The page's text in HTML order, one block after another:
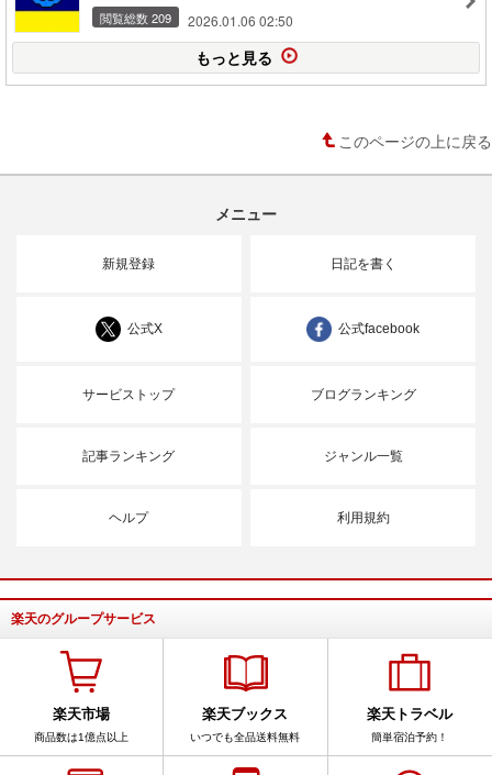
閲覧総数 209 2026.01.06 02:50
もっと見る
このページの上に戻る
メニュー
新規登録 日記を書く
公式X 公式facebook
サービストップ ブログランキング
記事ランキング ジャンル一覧
ヘルプ 利用規約
楽天のグループサービス
楽天市場
商品数は1億点以上
楽天ブックス
いつでも全品送料無料
楽天トラベル
簡単宿泊予約！